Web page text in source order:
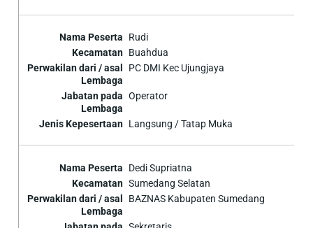
Rudi
Buahdua
PC DMI Kec Ujungjaya
Operator
Langsung / Tatap Muka
Dedi Supriatna
Sumedang Selatan
BAZNAS Kabupaten Sumedang